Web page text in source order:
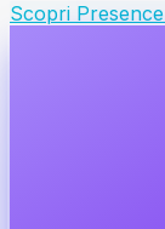
Scopri Presence